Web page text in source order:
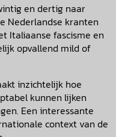
en dertig naar
Nederlandse kranten
Italiaanse fascisme en
opvallend mild of
inzichtelijk hoe
kunnen lijken
Een interessante
context van de